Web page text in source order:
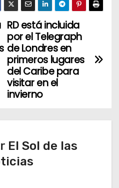
RD está incluida
por el Telegraph
de Londres en
primeros lugares
del Caribe para
visitar en el
invierno
El Sol de las